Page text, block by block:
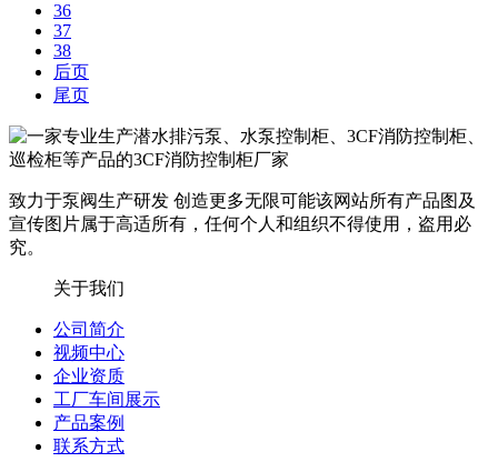
36
37
38
后页
尾页
致力于泵阀生产研发 创造更多无限可能该网站所有产品图及
宣传图片属于高适所有，任何个人和组织不得使用，盗用必
究。
关于我们
公司简介
视频中心
企业资质
工厂车间展示
产品案例
联系方式